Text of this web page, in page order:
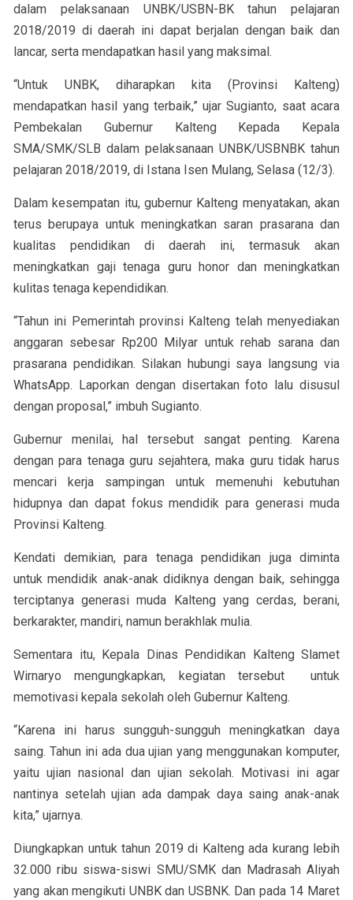
dalam pelaksanaan UNBK/USBN-BK tahun pelajaran
2018/2019 di daerah ini dapat berjalan dengan baik dan
lancar, serta mendapatkan hasil yang maksimal.
“Untuk UNBK, diharapkan kita (Provinsi Kalteng)
mendapatkan hasil yang terbaik,” ujar Sugianto, saat acara
Pembekalan Gubernur Kalteng Kepada Kepala
SMA/SMK/SLB dalam pelaksanaan UNBK/USBNBK tahun
pelajaran 2018/2019, di Istana Isen Mulang, Selasa (12/3).
Dalam kesempatan itu, gubernur Kalteng menyatakan, akan
terus berupaya untuk meningkatkan saran prasarana dan
kualitas pendidikan di daerah ini, termasuk akan
meningkatkan gaji tenaga guru honor dan meningkatkan
kulitas tenaga kependidikan.
“Tahun ini Pemerintah provinsi Kalteng telah menyediakan
anggaran sebesar Rp200 Milyar untuk rehab sarana dan
prasarana pendidikan. Silakan hubungi saya langsung via
WhatsApp. Laporkan dengan disertakan foto lalu disusul
dengan proposal,” imbuh Sugianto.
Gubernur menilai, hal tersebut sangat penting. Karena
dengan para tenaga guru sejahtera, maka guru tidak harus
mencari kerja sampingan untuk memenuhi kebutuhan
hidupnya dan dapat fokus mendidik para generasi muda
Provinsi Kalteng.
Kendati demikian, para tenaga pendidikan juga diminta
untuk mendidik anak-anak didiknya dengan baik, sehingga
terciptanya generasi muda Kalteng yang cerdas, berani,
berkarakter, mandiri, namun berakhlak mulia.
Sementara itu, Kepala Dinas Pendidikan Kalteng Slamet
Wirnaryo mengungkapkan, kegiatan tersebut untuk
memotivasi kepala sekolah oleh Gubernur Kalteng.
“Karena ini harus sungguh-sungguh meningkatkan daya
saing. Tahun ini ada dua ujian yang menggunakan komputer,
yaitu ujian nasional dan ujian sekolah. Motivasi ini agar
nantinya setelah ujian ada dampak daya saing anak-anak
kita,” ujarnya.
Diungkapkan untuk tahun 2019 di Kalteng ada kurang lebih
32.000 ribu siswa-siswi SMU/SMK dan Madrasah Aliyah
yang akan mengikuti UNBK dan USBNK. Dan pada 14 Maret